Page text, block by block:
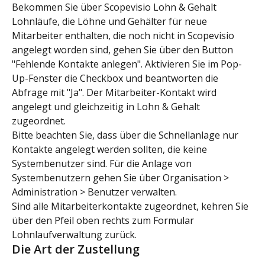
Bekommen Sie über Scopevisio Lohn & Gehalt
Lohnläufe, die Löhne und Gehälter für neue
Mitarbeiter enthalten, die noch nicht in Scopevisio
angelegt worden sind, gehen Sie über den Button
"Fehlende Kontakte anlegen". Aktivieren Sie im Pop-
Up-Fenster die Checkbox und beantworten die
Abfrage mit "Ja". Der Mitarbeiter-Kontakt wird
angelegt und gleichzeitig in Lohn & Gehalt
zugeordnet.
Bitte beachten Sie, dass über die Schnellanlage nur
Kontakte angelegt werden sollten, die keine
Systembenutzer sind. Für die Anlage von
Systembenutzern gehen Sie über Organisation >
Administration > Benutzer verwalten.
Sind alle Mitarbeiterkontakte zugeordnet, kehren Sie
über den Pfeil oben rechts zum Formular
Lohnlaufverwaltung zurück.
Die Art der Zustellung